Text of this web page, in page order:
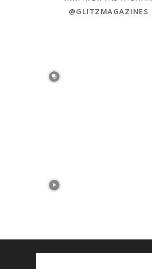
@GLITZMAGAZINES